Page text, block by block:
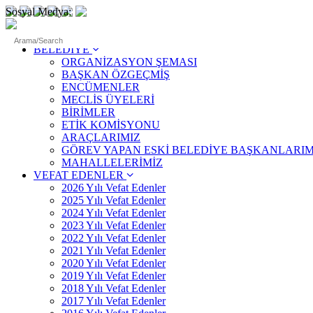
Sosyal Medya:
ANASAYFA
BELEDİYE
ORGANİZASYON ŞEMASI
BAŞKAN ÖZGEÇMİŞ
ENCÜMENLER
MECLİS ÜYELERİ
BİRİMLER
ETİK KOMİSYONU
ARAÇLARIMIZ
GÖREV YAPAN ESKİ BELEDİYE
MAHALLELERİMİZ
VEFAT EDENLER
2026 Yılı Vefat Edenler
2025 Yılı Vefat Edenler
2024 Yılı Vefat Edenler
2023 Yılı Vefat Edenler
2022 Yılı Vefat Edenler
2021 Yılı Vefat Edenler
2020 Yılı Vefat Edenler
2019 Yılı Vefat Edenler
2018 Yılı Vefat Edenler
2017 Yılı Vefat Edenler